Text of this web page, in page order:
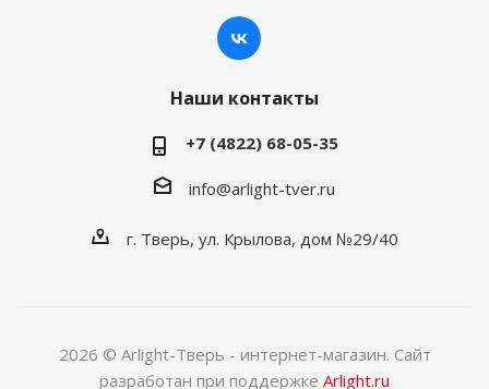
Наши контакты
+7 (4822) 68-05-35
info@arlight-tver.ru
г. Тверь, ул. Крылова, дом №29/40
2026 © Arlight-Тверь - интернет-магазин. Сайт
разработан при поддержке Arlight.ru